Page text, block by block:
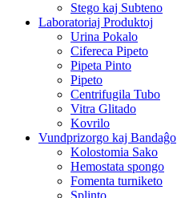
Stego kaj Subteno
Laboratoriaj Produktoj
Urina Pokalo
Cifereca Pipeto
Pipeta Pinto
Pipeto
Centrifugila Tubo
Vitra Glitado
Kovrilo
Vundprizorgo kaj Bandaĝo
Kolostomia Sako
Hemostata spongo
Fomenta turniketo
Splinto